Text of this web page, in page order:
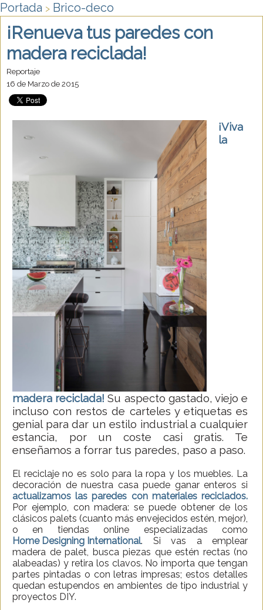
Portada > Brico-deco
¡Renueva tus paredes con
madera reciclada!
Reportaje
16 de Marzo de 2015
¡Viva
la
madera reciclada! Su aspecto gastado, viejo e
incluso con restos de carteles y etiquetas es
genial para dar un estilo industrial a cualquier
estancia, por un coste casi gratis. Te
enseñamos a forrar tus paredes, paso a paso.
El reciclaje no es solo para la ropa y los muebles. La
decoración de nuestra casa puede ganar enteros si
actualizamos las paredes con materiales reciclados.
Por ejemplo, con madera: se puede obtener de los
clásicos palets (cuanto más envejecidos estén, mejor),
o en tiendas online especializadas como
Home Designing International. Si vas a emplear
madera de palet, busca piezas que estén rectas (no
alabeadas) y retira los clavos. No importa que tengan
partes pintadas o con letras impresas; estos detalles
quedan estupendos en ambientes de tipo industrial y
proyectos DIY.